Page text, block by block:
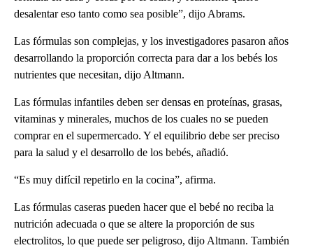
desalentar eso tanto como sea posible”, dijo Abrams.
Las fórmulas son complejas, y los investigadores pasaron años
desarrollando la proporción correcta para dar a los bebés los
nutrientes que necesitan, dijo Altmann.
Las fórmulas infantiles deben ser densas en proteínas, grasas,
vitaminas y minerales, muchos de los cuales no se pueden
comprar en el supermercado. Y el equilibrio debe ser preciso
para la salud y el desarrollo de los bebés, añadió.
“Es muy difícil repetirlo en la cocina”, afirma.
Las fórmulas caseras pueden hacer que el bebé no reciba la
nutrición adecuada o que se altere la proporción de sus
electrolitos, lo que puede ser peligroso, dijo Altmann. También